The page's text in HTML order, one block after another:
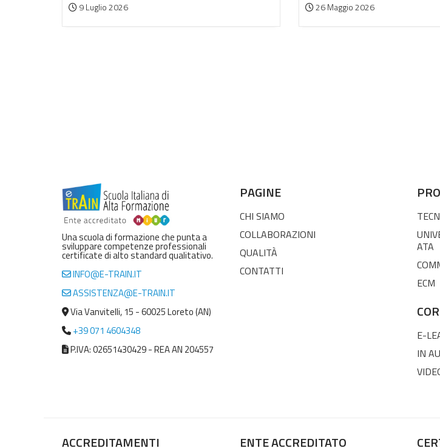
9 Luglio 2026 26 Maggio 2026
Una scuola di formazione che punta a
sviluppare competenze professionali
certificate di alto standard qualitativo.
INFO@E-TRAIN.IT
ASSISTENZA@E-TRAIN.IT
Via Vanvitelli, 15 - 60025 Loreto (AN)
+39 071 4604348
P.IVA: 02651430429 - REA AN 204557
PAGINE
CHI SIAMO
COLLABORAZIONI
QUALITÀ
CONTATTI
ATA
ECM
E-
IN
ACCREDITAMENTI ENTE ACCREDITATO